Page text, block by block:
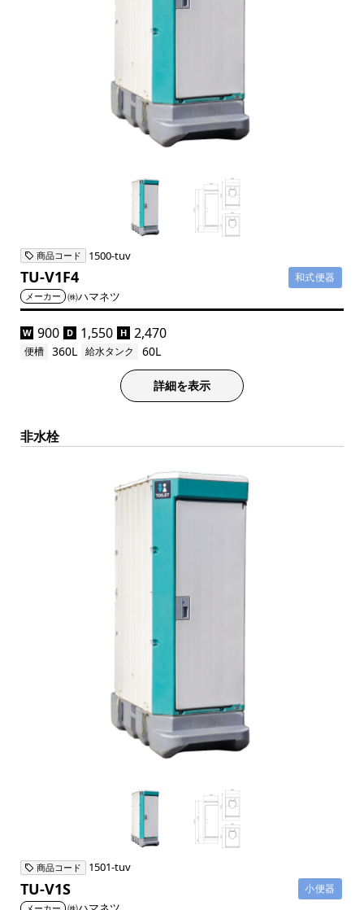
商品コード 1500-tuv
TU-V1F4 和式便器
メーカー ㈱ハマネツ
W 900 D 1,550 H 2,470
便槽 360L 給水タンク 60L
詳細を表示
非水栓
商品コード 1501-tuv
TU-V1S 小便器